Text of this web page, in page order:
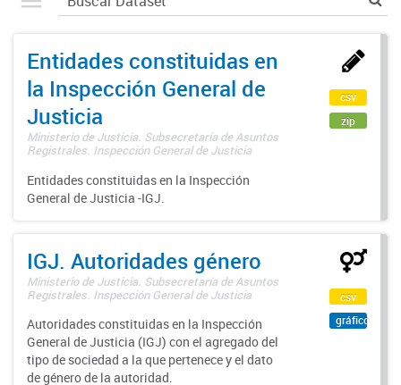
Entidades constituidas en
la Inspección General de
Justicia
Ministerio de Justicia. Subsecretaría de Asuntos
Registrales. Inspección General de Justicia
Entidades constituidas en la Inspección
General de Justicia -IGJ.
csv
zip
IGJ. Autoridades género
Ministerio de Justicia. Subsecretaría de Asuntos
Registrales. Inspección General de Justicia
Autoridades constituidas en la Inspección
General de Justicia (IGJ) con el agregado del
tipo de sociedad a la que pertenece y el dato
de género de la autoridad.
csv
gráfico